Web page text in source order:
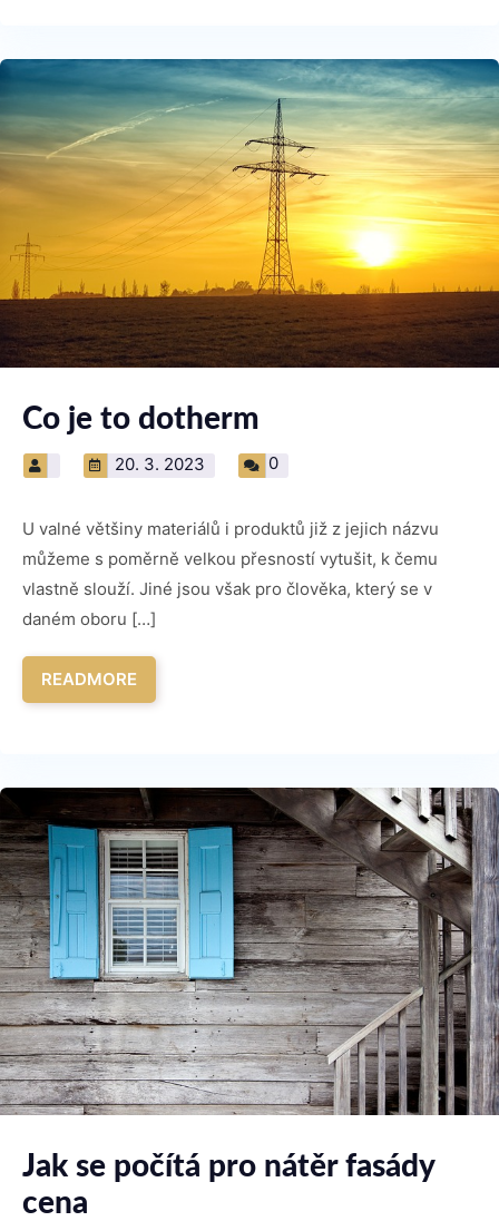
Co je to dotherm
20. 3. 2023 0
U valné většiny materiálů i produktů již z jejich názvu
můžeme s poměrně velkou přesností vytušit, k čemu
vlastně slouží. Jiné jsou však pro člověka, který se v
daném oboru […]
READMORE
Jak se počítá pro nátěr fasády
cena